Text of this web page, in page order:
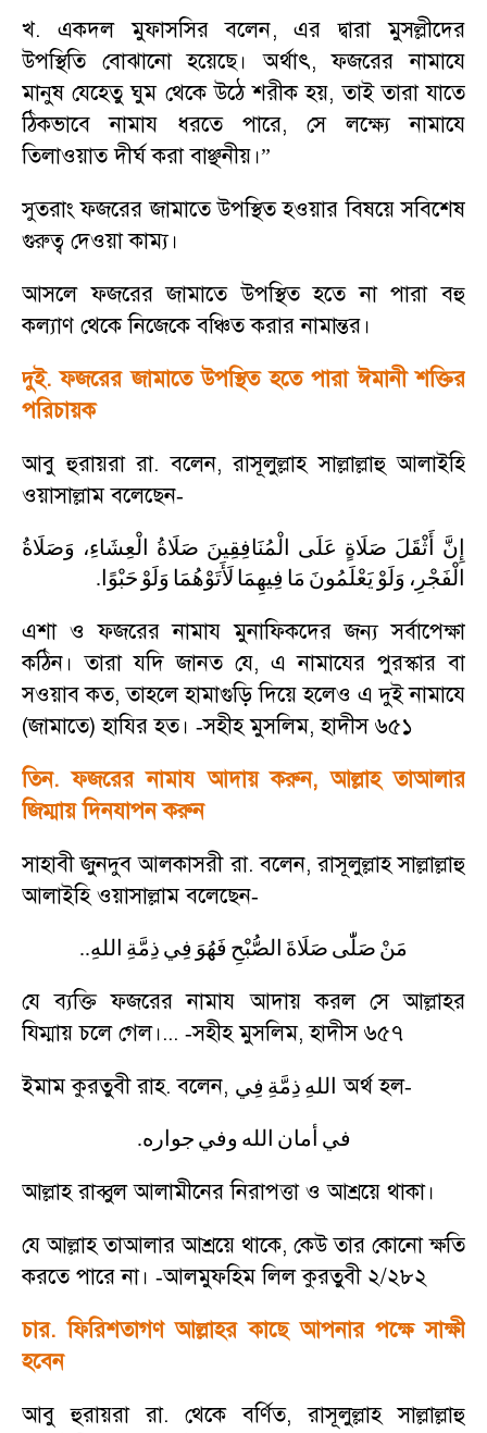
খ. একদল মুফাসসির বলেন,এর দ্বারা মুসল্লীদের
উপস্থিতি বোঝানো হয়েছে। অর্থাৎ,ফজরের নামাযে
মানুষ যেহেতু ঘুম থেকে উঠে শরীক হয়,তাই তারা যাতে
ঠিকভাবে নামায ধরতে পারে, সে লক্ষ্যে নামাযে
তিলাওয়াত দীর্ঘ করা বাঞ্ছনীয়।”
সুতরাং ফজরের জামাতে উপস্থিত হওয়ার বিষয়ে সবিশেষ
গুরুত্ব দেওয়া কাম্য।
আসলে ফজরের জামাতে উপস্থিত হতে না পারা বহু
কল্যাণ থেকে নিজেকে বঞ্চিত করার নামান্তর।
দুই. ফজরের জামাতে উপস্থিত হতে পারা ঈমানী শক্তির
পরিচায়ক
আবু হুরায়রা রা. বলেন,রাসূলুল্লাহ সাল্লাল্লাহু আলাইহি
ওয়াসাল্লাম বলেছেন-
إِنَّ أَثْقَلَ صَلَاةٍ عَلَى الْمُنَافِقِينَ صَلَاةُ الْعِشَاءِ، وَصَلَاةُ
الْفَجْرِ، وَلَوْيَعْلَمُونَ مَا فِيهِمَا لَأَتَوْهُمَا وَلَوْ حَبْوًا .
এশা ও ফজরের নামায মুনাফিকদের জন্য সর্বাপেক্ষা
কঠিন। তারা যদি জানত যে, এ নামাযের পুরস্কার বা
সওয়াব কত,তাহলে হামাগুড়ি দিয়ে হলেও এ দুই নামাযে
(জামাতে) হাযির হত। -সহীহ মুসলিম,হাদীস ৬৫১
তিন. ফজরের নামায আদায় করুন,আল্লাহ তাআলার
জিম্মায় দিনযাপন করুন
সাহাবী জুনদুব আলকাসরী রা. বলেন,রাসূলুল্লাহ সাল্লাল্লাহু
আলাইহি ওয়াসাল্লাম বলেছেন-
مَنْ صَلّٰى صَلَاةَ الصُّبْحِ فَهُوَ فِي ذِمَّةِ اللهِ..
যে ব্যক্তি ফজরের নামায আদায় করল সে আল্লাহর
যিম্মায় চলে গেল।... -সহীহ মুসলিম,হাদীস ৬৫৭
ইমাম কুরতুবী রাহ. বলেন, فِي ذِمَّةِ اللهِ অর্থ হল-
في أمان الله وفي جواره.
আল্লাহ রাব্বুল আলামীনের নিরাপত্তা ও আশ্রয়ে থাকা।
যে আল্লাহ তাআলার আশ্রয়ে থাকে, কেউ তার কোনো ক্ষতি
করতে পারে না। -আলমুফহিম লিল কুরতুবী ২/২৮২
চার. ফিরিশতাগণ আল্লাহর কাছে আপনার পক্ষে সাক্ষী
হবেন
আবু হুরায়রা রা. থেকে বর্ণিত,রাসূলুল্লাহ সাল্লাল্লাহু